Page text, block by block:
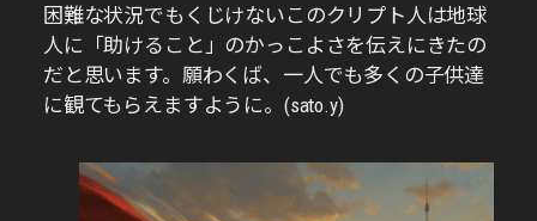
困難な状況でもくじけないこのクリプト人は地球
人に「助けること」のかっこよさを伝えにきたの
だと思います。願わくば、一人でも多くの子供達
に観てもらえますように。(sato.y)